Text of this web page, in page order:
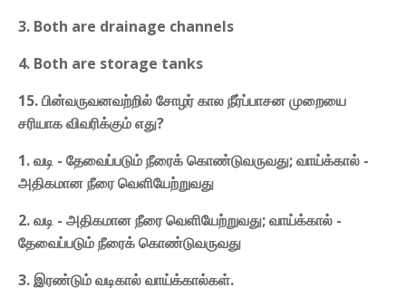
3. Both are drainage channels
4. Both are storage tanks
15. பின்வருவனவற்றில் சோழர் கால நீர்ப்பாசன முறையை
சரியாக விவரிக்கும் எது?
1. வடி - தேவைப்படும் நீரைக் கொண்டுவருவது; வாய்க்கால் -
அதிகமான நீரை வெளியேற்றுவது
2. வடி - அதிகமான நீரை வெளியேற்றுவது; வாய்க்கால் -
தேவைப்படும் நீரைக் கொண்டுவருவது
3. இரண்டும் வடிகால் வாய்க்கால்கள்.